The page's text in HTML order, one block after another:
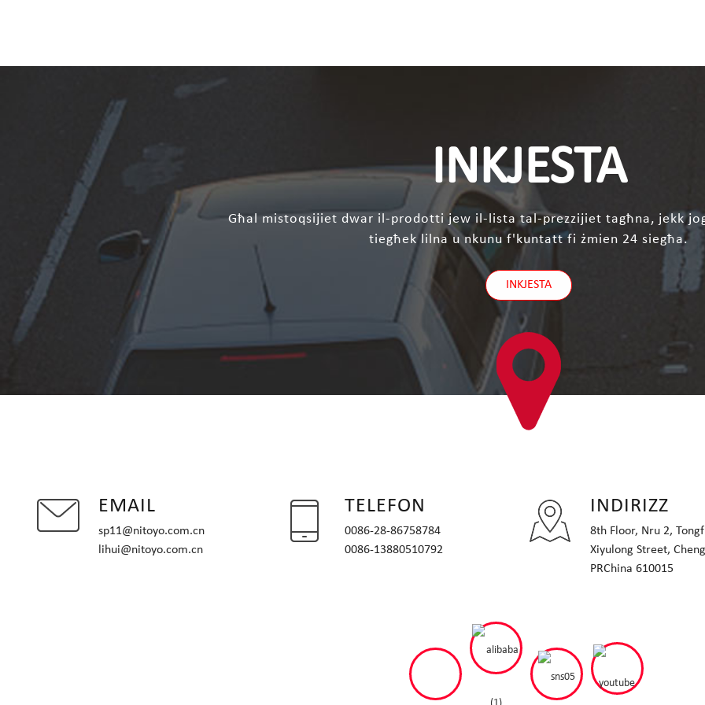
INKJESTA
Għal mistoqsijiet dwar il-prodotti jew il-lista tal-prezzijiet tagħna, jekk
tiegħek lilna u nkunu f'kuntatt fi żmien 24 siegħa.
INKJESTA
EMAIL
sp11@nitoyo.com.cn
lihui@nitoyo.com.cn
TELEFON
0086-28-86758784
0086-13880510792
INDIRIZZ
8th Floor, Nru 2,
Xiyulong Street,
PRChina 610015